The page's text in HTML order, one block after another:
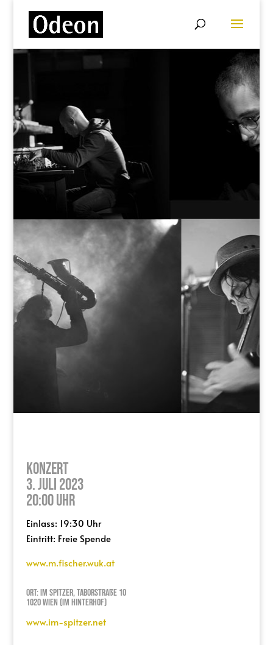
Konzert
3. Juli 2023
20:00 Uhr
Einlass: 19:30 Uhr
Eintritt: Freie Spende
www.m.fischer.wuk.at
Ort: Im Spitzer, Taborstraße 10
1020 Wien (Im Hinterhof)
www.im-spitzer.net